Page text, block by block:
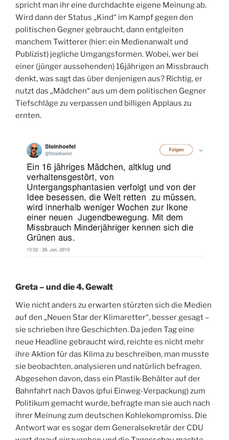
spricht man ihr eine durchdachte eigene Meinung ab.
Wird dann der Status „Kind“ im Kampf gegen den
politischen Gegner gebraucht, dann entgleiten
manchem Twitterer (hier: ein Medienanwalt und
Publizist) jegliche Umgangsformen. Wobei, wer bei
einer (jünger aussehenden) 16jährigen an Missbrauch
denkt, was sagt das über denjenigen aus? Richtig, er
nutzt das „Mädchen“ aus um dem politischen Gegner
Tiefschläge zu verpassen und billigen Applaus zu
ernten.
Greta – und die 4. Gewalt
Wie nicht anders zu erwarten stürzten sich die Medien
auf den „Neuen Star der Klimaretter“, besser gesagt –
sie schrieben ihre Geschichten. Da jeden Tag eine
neue Headline gebraucht wird, reichte es nicht mehr
ihre Aktion für das Klima zu beschreiben, man musste
sie beobachten, analysieren und natürlich befragen.
Abgesehen davon, dass ein Plastik-Behälter auf der
Bahnfahrt nach Davos (pfui Einweg-Verpackung) zum
Politikum gemacht wurde, befragte man sie auch nach
ihrer Meinung zum deutschen Kohlekompromiss. Die
Antwort war es sogar dem Generalsekretär der CDU